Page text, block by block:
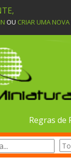
OU CRIAR UMA
Regras de